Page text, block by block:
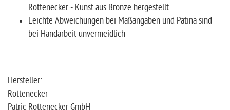
Rottenecker - Kunst aus Bronze hergestellt
Leichte Abweichungen bei Maßangaben und Patina sind
bei Handarbeit unvermeidlich
Hersteller:
Rottenecker
Patric Rottenecker GmbH